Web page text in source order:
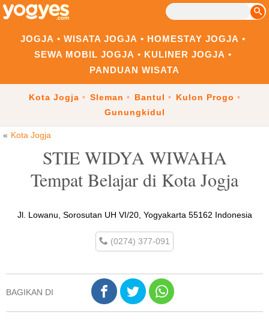
JOGJA WISATA JOGJA
HOMESTAY JOGJA
SEWA MOBIL JOGJA
KULINER JOGJA
PANDUAN WISATA
Kota Jogja Sleman Bantul
Kulon Progo
Gunungkidul
Kota Jogja
STIE WIDYA WIWAHA
Tempat Belajar di Kota Jogja
Jl. Lowanu, Sorosutan UH VI/20, Yogyakarta 55162 Indonesia
(0274) 377-091
BAGIKAN DI